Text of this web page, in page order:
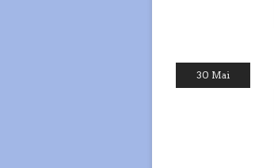
30 Mai